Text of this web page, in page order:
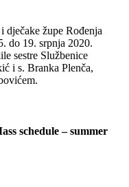
dječake župe Rođenja
do 19. srpnja 2020.
sestre Službenice
i s. Branka Plenča,
schedule – summer